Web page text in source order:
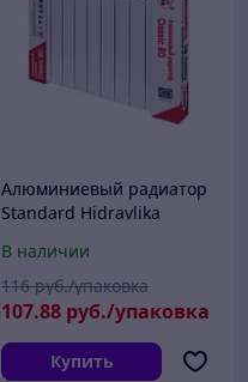
Алюминиевый радиатор
Standard Hidravlika
В наличии
107.88 руб./упаковка
116 руб./упаковка
Купить